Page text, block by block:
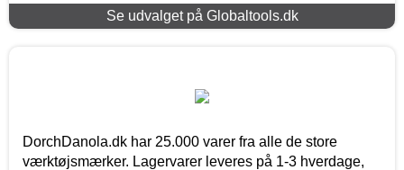
Se udvalget på Globaltools.dk
DorchDanola.dk har 25.000 varer fra alle de store
værktøjsmærker. Lagervarer leveres på 1-3 hverdage,